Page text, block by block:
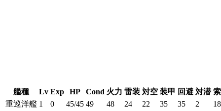
艦種 Lv Exp HP Cond 火力 雷装 対空 装甲 回避 対潜
重巡洋艦 1 0 45/45 49 48 24 22 35 35 2 18